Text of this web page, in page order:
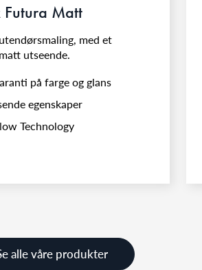
Futura Matt
med et
utseende.
på farge og glans
egenskaper
Technology
alle våre produkter